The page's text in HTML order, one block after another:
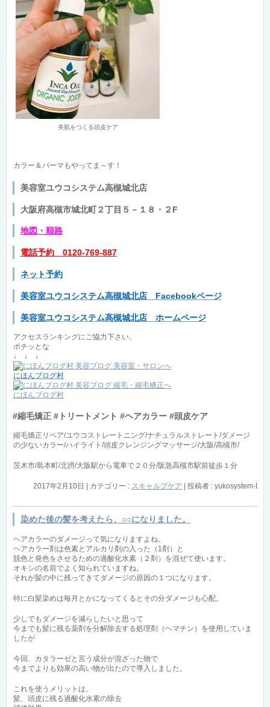
美肌をつくる頭皮ケア
カラー＆パーマもやってま～す！
美容室ユウコシステム高槻城北店
大阪府高槻市城北町２丁目５－１８・２F
地図 ・順路
電話予約 0120-769-887
ネット予約
美容室ユウコシステム高槻城北店 Facebookページ
美容室ユウコシステム高槻城北店 ホームページ
アクセスランキングにご協力下さい。
ポチッとな
↓ ↓ ↓
にほんブログ村
にほんブログ村
#縮毛矯正 #トリートメント #ヘアカラー #頭皮ケア
縮毛矯正リペア/ユウコストレートニング/ナチュラルストレート/ダメージ
の少ないカラー/ハイライト/頭皮クレンジングマッサージ/大阪/高槻市/
茨木市/島本町/北摂/大阪駅から電車で２０分/阪急高槻市駅前徒歩１分
2017年2月10日 カテゴリー : スキャルプケア 投稿者 : yukosystem-t
染めた後の髪を考えたら、○○になりました。
ヘアカラーのダメージって気になりますよね。
ヘアカラー剤は色素とアルカリ剤の入った（1剤）と
脱色と発色をさせるための過酸化水素（２剤）を混ぜて使います。
オキシの名前でよく知られていますね。
それが髪の中に残ってきてダメージの原因の１つになります。
特に白髪染めは毎月とかになってくるとその分ダメージも心配。
少しでもダメージを減らしたいと思って
今までも髪に残る薬剤を分解除去する処理剤（ヘマチン）を使用していま
したが
今回、カタラーゼと言う成分が混ざった物で
今までよりも効果の高い物が出たので導入しました。
これを使うメリットは、
髪、頭皮に残る過酸化水素の除去